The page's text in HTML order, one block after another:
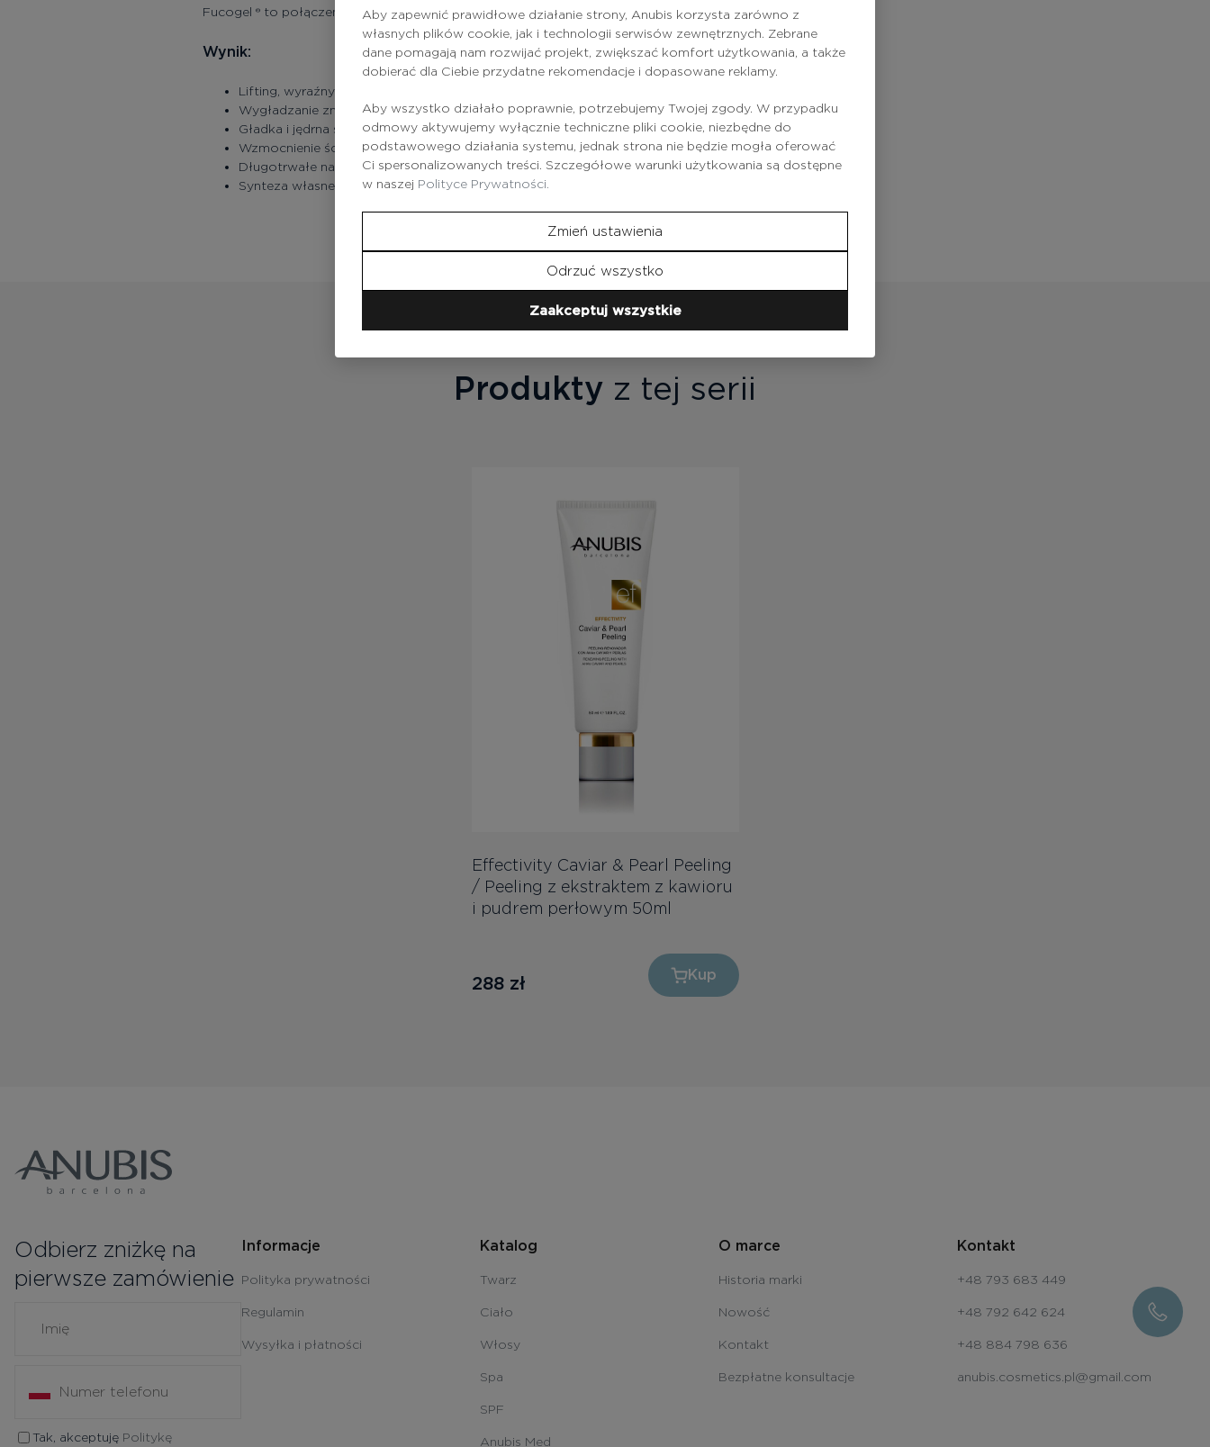
Fucogel ® to połączenie polisacharydów ma podwójne, trwałe działanie nawilżające.
Wynik:
Lifting, wyraźny kontur twarzy
Wygładzanie zmarszczek
Gładka i jędrna skóra
Wzmocnienie ścian naczyń krwionośnych
Długotrwałe nawilżenie
Synteza własnego kolagenu
Produkty z tej serii
Effectivity Caviar & Pearl Peeling
/ Peeling z ekstraktem z kawioru
i pudrem perłowym 50ml
288 zł Kup
Odbierz zniżkę na
pierwsze zamówienie
Tak, akceptuję Politykę
Informacje
Polityka prywatności
Regulamin
Wysyłka i płatności
Katalog
Twarz
Ciało
Włosy
Spa
SPF
Anubis Med
O marce
Historia marki
Nowość
Kontakt
Bezpłatne konsultacje
Kontakt
+48 793 683 449
+48 792 642 624
+48 884 798 636
anubis.cosmetics.pl@gmail.com
Aby zapewnić prawidłowe działanie strony, Anubis korzysta zarówno z
własnych plików cookie, jak i technologii serwisów zewnętrznych. Zebrane
dane pomagają nam rozwijać projekt, zwiększać komfort użytkowania, a także
dobierać dla Ciebie przydatne rekomendacje i dopasowane reklamy.
Aby wszystko działało poprawnie, potrzebujemy Twojej zgody. W przypadku
odmowy aktywujemy wyłącznie techniczne pliki cookie, niezbędne do
podstawowego działania systemu, jednak strona nie będzie mogła oferować
Ci spersonalizowanych treści. Szczegółowe warunki użytkowania są dostępne
w naszej Polityce Prywatności.
Zmień ustawienia
Odrzuć wszystko
Zaakceptuj wszystkie